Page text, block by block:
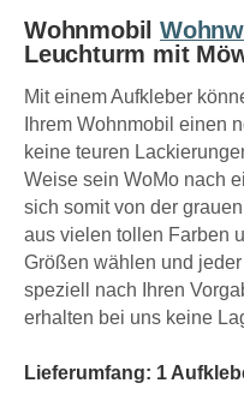
Wohnmobil
Leuchturm mit
Mit einem Aufkleber
Ihrem Wohnmobil einen
keine teuren
Weise sein WoMo nach
sich somit von der
aus vielen tollen Farben
Größen wählen und jeder
speziell nach Ihren
erhalten bei uns keine
Lieferumfang: 1